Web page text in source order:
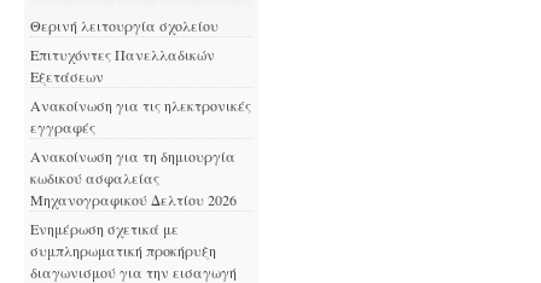
Θερινή λειτουργία σχολείου
Επιτυχόντες Πανελλαδικών
Εξετάσεων
Ανακοίνωση για τις ηλεκτρονικές
εγγραφές
Ανακοίνωση για τη δημιουργία
κωδικού ασφαλείας
Μηχανογραφικού Δελτίου 2026
Ενημέρωση σχετικά με
συμπληρωματική προκήρυξη
διαγωνισμού για την εισαγωγή